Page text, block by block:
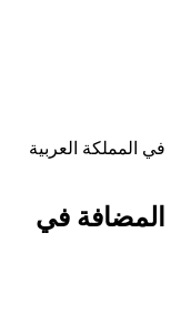
المملكة العربية
المضافة في